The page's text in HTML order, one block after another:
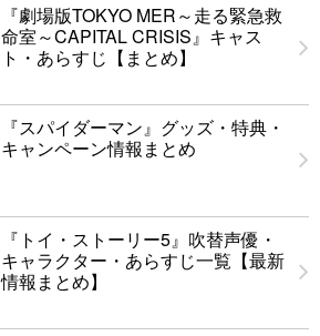
『劇場版TOKYO MER～走る緊急救
命室～CAPITAL CRISIS』キャス
ト・あらすじ【まとめ】
『スパイダーマン』グッズ・特典・
キャンペーン情報まとめ
『トイ・ストーリー5』吹替声優・
キャラクター・あらすじ一覧【最新
情報まとめ】